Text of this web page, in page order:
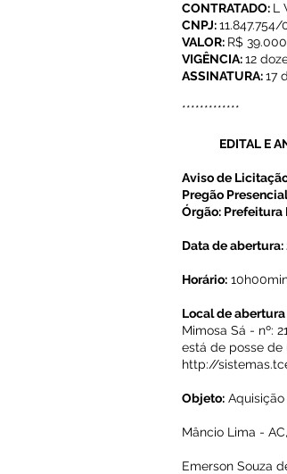
CONTRATADO: L
CNPJ:
VALOR: R$
VIGÊNCIA:12
ASSINATURA:17
*************
EDITAL E
Aviso de
Pregão
Órgão:
Data de abertura:
Horário:
Local de
Mimosa Sá - nº:
está de posse de
http://
Objeto:
Mâncio Lima -
Emerson Souza